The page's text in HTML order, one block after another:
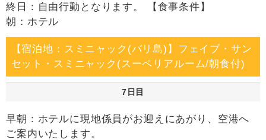
終日：自由行動となります。 【食事条件】
朝：ホテル
【宿泊地：スミニャック(バリ島)】フェイブ・サン
セット・スミニャック(スーペリアルーム/朝食付)
7日目
早朝：ホテルに現地係員がお迎えにあがり、空港へ
ご案内いたします。